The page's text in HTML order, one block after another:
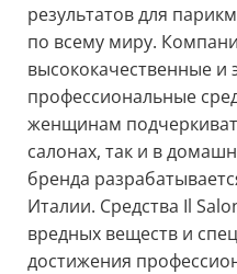
результатов для
по всему миру.
высококачественные и
профессиональные
женщинам
салонах, так и в
бренда
Италии. Средства Il
вредных веществ и
достижения